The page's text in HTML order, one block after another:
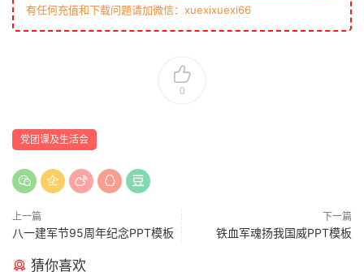
有任何充值和下载问题请加微信：xuexixuexi66
0
党团课及生活会
上一篇
八一建军节95周年纪念PPT模板
下一篇
铁血军魂扬我国威PPT模板
猜你喜欢